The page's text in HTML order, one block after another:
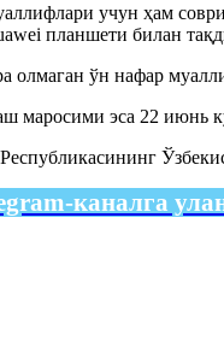
учун ҳам
планшети билан
олмаган ўн нафар
маросими эса 22 июнь
каналга